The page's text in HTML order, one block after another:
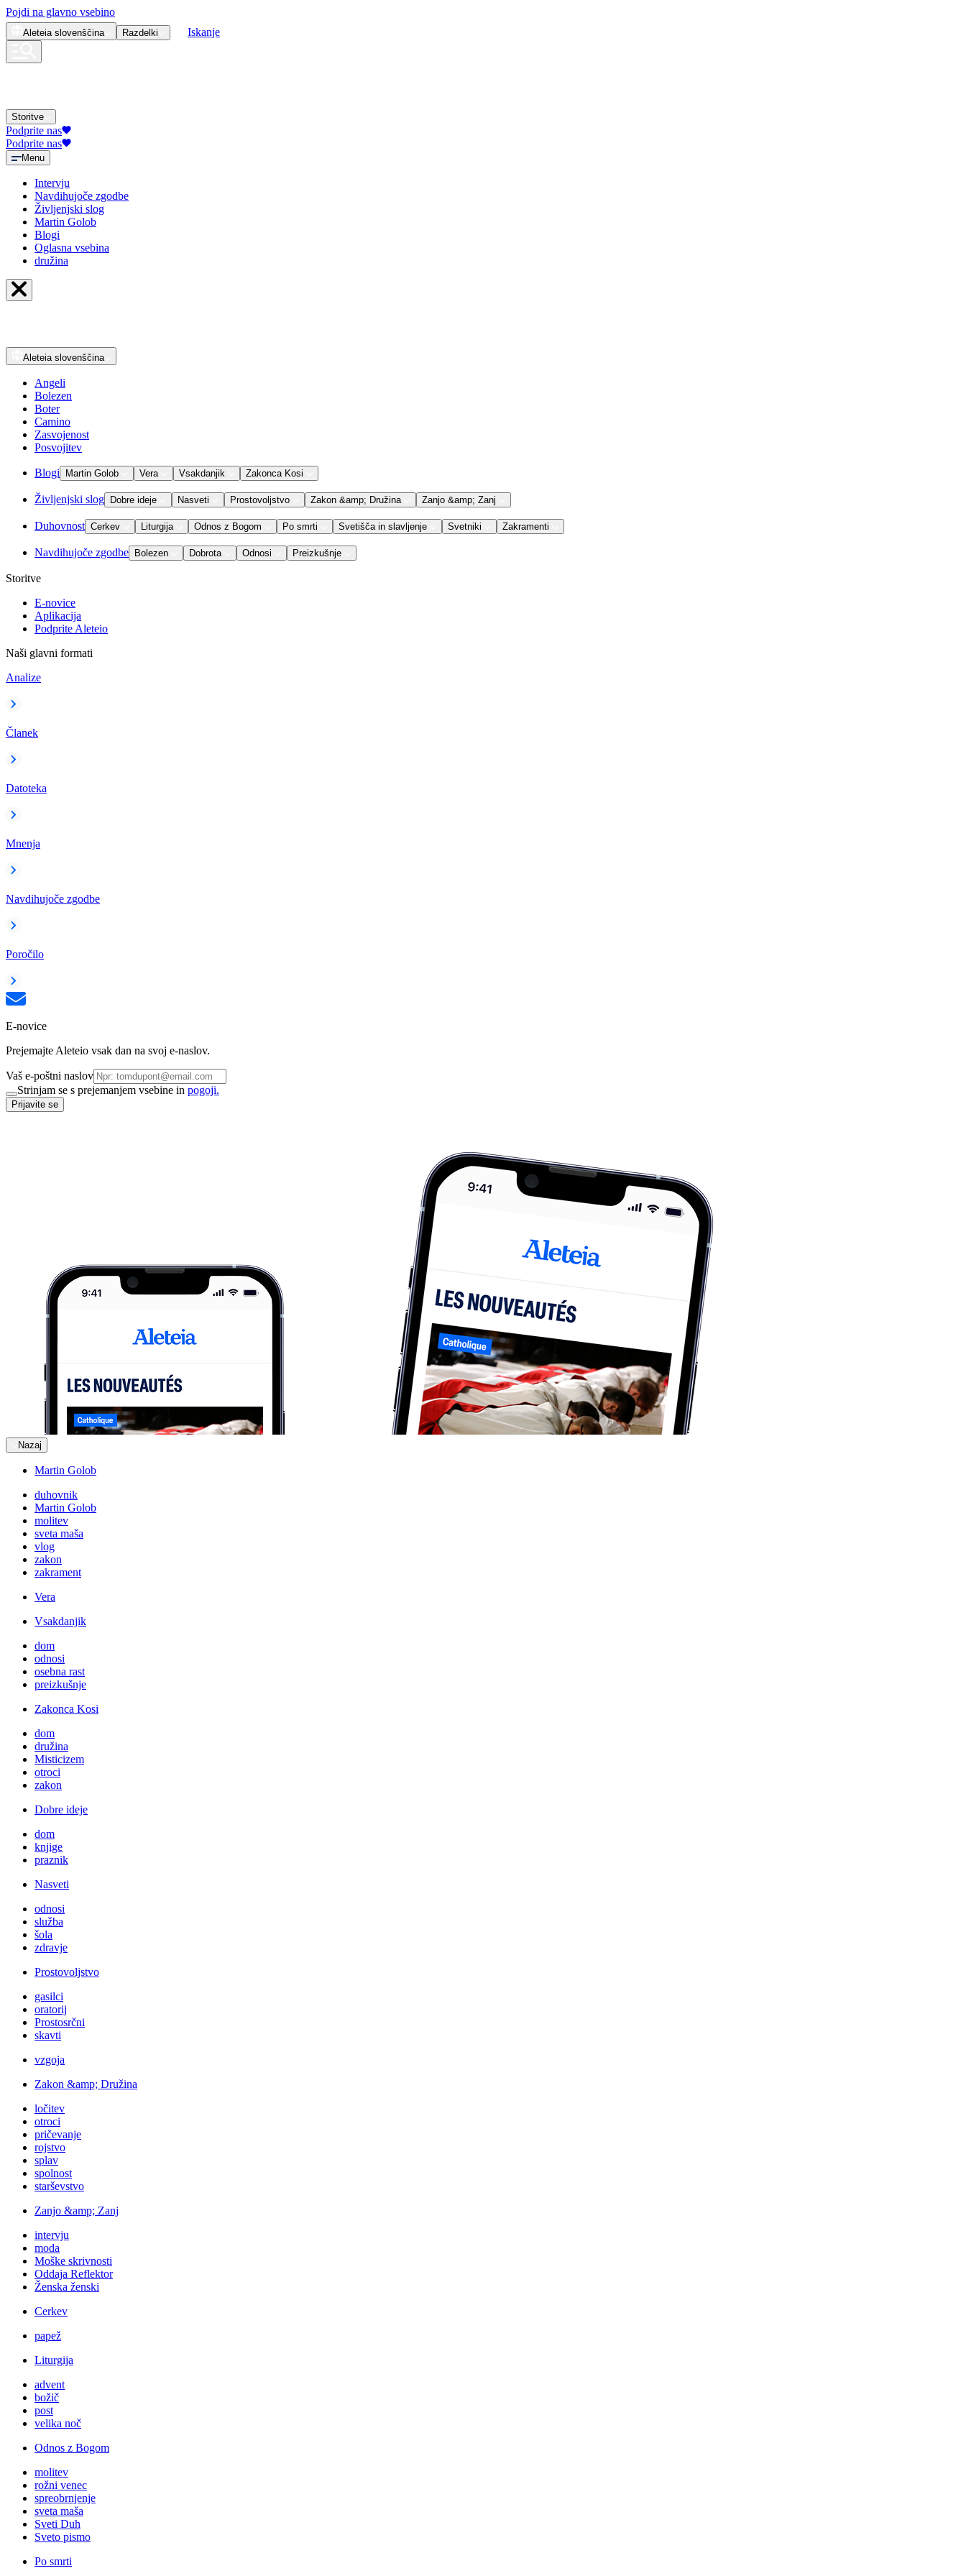
Pojdi na glavno vsebino
Aleteia slovenščina Razdelki Iskanje
Storitve
Podprite nas
Podprite nas
Menu
Intervju
Navdihujoče zgodbe
Življenjski slog
Martin Golob
Blogi
Oglasna vsebina
družina
Aleteia slovenščina
Angeli
Bolezen
Boter
Camino
Zasvojenost
Posvojitev
Blogi Martin Golob Vera Vsakdanjik Zakonca Kosi
Življenjski slog Dobre ideje Nasveti Prostovoljstvo Zakon &amp; Družina Zanjo &amp; Zanj
Duhovnost Cerkev Liturgija Odnos z Bogom Po smrti Svetišča in slavljenje Svetniki Zakramenti
Navdihujoče zgodbe Bolezen Dobrota Odnosi Preizkušnje
Storitve
E-novice
Aplikacija
Podprite Aleteio
Naši glavni formati
Analize
Članek
Datoteka
Mnenja
Navdihujoče zgodbe
Poročilo
E-novice
Prejemajte Aleteio vsak dan na svoj e-naslov.
Vaš e-poštni naslov
Strinjam se s prejemanjem vsebine in pogoji.
Prijavite se
Nazaj
Martin Golob
duhovnik
Martin Golob
molitev
sveta maša
vlog
zakon
zakrament
Vera
Vsakdanjik
dom
odnosi
osebna rast
preizkušnje
Zakonca Kosi
dom
družina
Misticizem
otroci
zakon
Dobre ideje
dom
knjige
praznik
Nasveti
odnosi
služba
šola
zdravje
Prostovoljstvo
gasilci
oratorij
Prostosrčni
skavti
vzgoja
Zakon &amp; Družina
ločitev
otroci
pričevanje
rojstvo
splav
spolnost
starševstvo
Zanjo &amp; Zanj
intervju
moda
Moške skrivnosti
Oddaja Reflektor
Ženska ženski
Cerkev
papež
Liturgija
advent
božič
post
velika noč
Odnos z Bogom
molitev
rožni venec
spreobrnjenje
sveta maša
Sveti Duh
Sveto pismo
Po smrti